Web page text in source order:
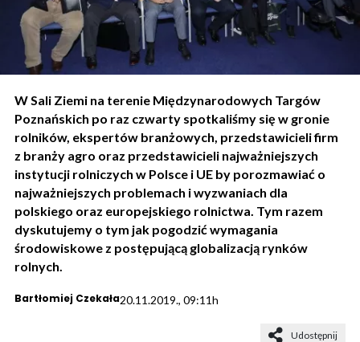
W Sali Ziemi na terenie Międzynarodowych Targów
Poznańskich po raz czwarty spotkaliśmy się w gronie
rolników, ekspertów branżowych, przedstawicieli firm
z branży agro oraz przedstawicieli najważniejszych
instytucji rolniczych w Polsce i UE by porozmawiać o
najważniejszych problemach i wyzwaniach dla
polskiego oraz europejskiego rolnictwa. Tym razem
dyskutujemy o tym jak pogodzić wymagania
środowiskowe z postępującą globalizacją rynków
rolnych.
Bartłomiej Czekała20.11.2019., 09:11h
Udostępnij